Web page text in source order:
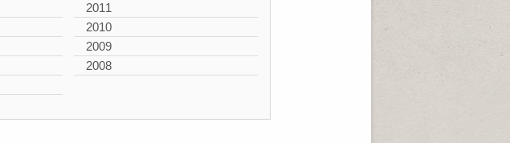
2011
2010
2009
2008